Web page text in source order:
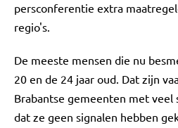
persconferentie extra
regio's.
De meeste mensen die nu
20 en de 24 jaar oud. Dat zijn
Brabantse gemeenten met
dat ze geen signalen hebben